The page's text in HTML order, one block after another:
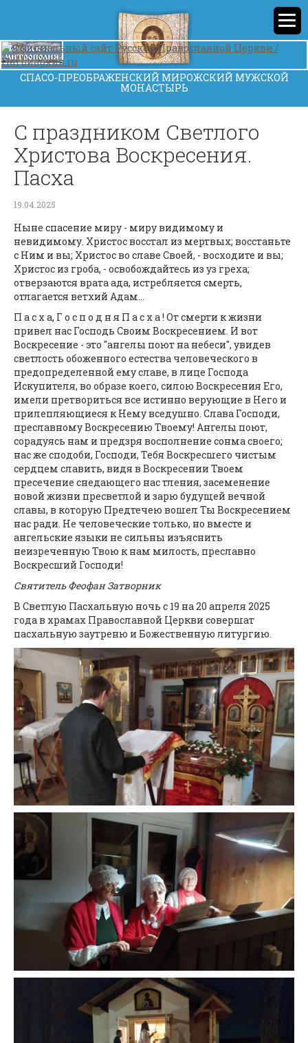
СПАСО-ПРЕОБРАЖЕНСКИЙ МИРОЖСКИЙ МУЖСКОЙ
МОНАСТЫРЬ
С праздником Светлого
Христова Воскресения.
Пасха
19.04.2025
Ныне спасение миру - миру видимому и
невидимому. Христос восстал из мертвых; восстаньте
с Ним и вы; Христос во славе Своей, - восходите и вы;
Христос из гроба, - освобождайтесь из уз греха;
отверзаются врата ада, истребляется смерть,
отлагается ветхий Адам...
П а с х а, Г о с п о д н я П а с х а ! От смерти к жизни
привел нас Господь Своим Воскресением. И вот
Воскресение - это "ангелы поют на небеси", увидев
светлость обоженного естества человеческого в
предопределенной ему славе, в лице Господа
Искупителя, во образе коего, силою Воскресения Его,
имели претвориться все истинно верующие в Него и
прилепляющиеся к Нему вседушно. Слава Господи,
преславному Воскресению Твоему! Ангелы поют,
сорадуясь нам и предзря восполнение сонма своего;
нас же сподоби, Господи, Тебя Воскресшего чистым
сердцем славить, видя в Воскресении Твоем
пресечение снедающего нас тления, засеменение
новой жизни пресветлой и зарю будущей вечной
славы, в которую Предтечею вошел Ты Воскресением
нас ради. Не человеческие только, но вместе и
ангельские языки не сильны изъяснить
неизреченную Твою к нам милость, преславно
Воскресший Господи!
Святитель Феофан Затворник
В Светлую Пасхальную ночь с 19 на 20 апреля 2025
года в храмах Православной Церкви совершат
пасхальную заутреню и Божественную литургию.